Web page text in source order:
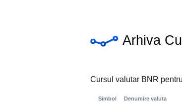
Arhiva
Cursul valutar BNR
Simbol Denumire valuta